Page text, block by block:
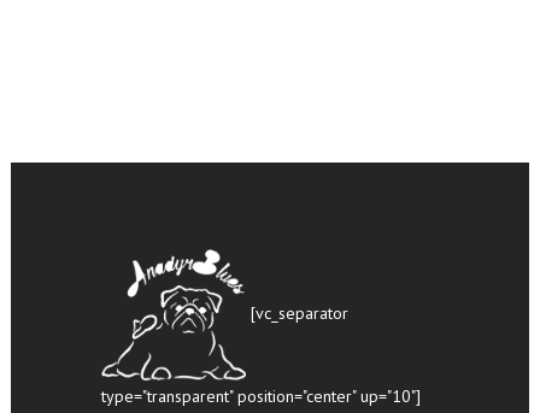
[vc_separator
type="transparent" position="center" up="10"]